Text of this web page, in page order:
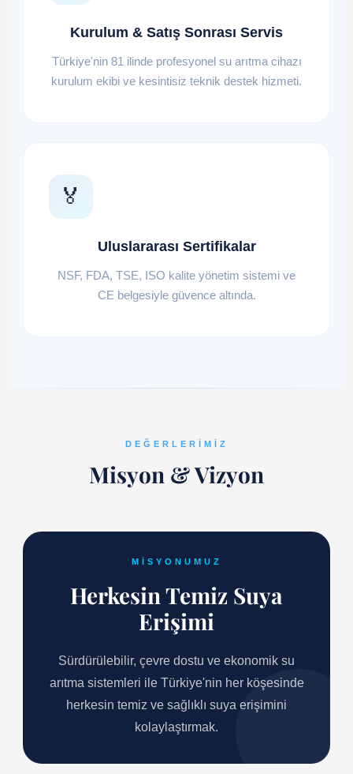
Kurulum & Satış Sonrası Servis
Türkiye'nin 81 ilinde profesyonel su arıtma cihazı
kurulum ekibi ve kesintisiz teknik destek hizmeti.
🏅
Uluslararası Sertifikalar
NSF, FDA, TSE, ISO kalite yönetim sistemi ve
CE belgesiyle güvence altında.
DEĞERLERIMIZ
Misyon & Vizyon
MISYONUMUZ
Herkesin Temiz Suya
Erişimi
Sürdürülebilir, çevre dostu ve ekonomik su
arıtma sistemleri ile Türkiye'nin her köşesinde
herkesin temiz ve sağlıklı suya erişimini
kolaylaştırmak.